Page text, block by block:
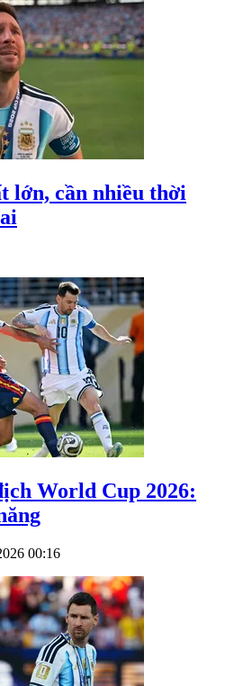
lớn, cần nhiều thời
World Cup 2026:
00:16